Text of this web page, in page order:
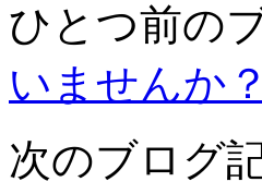
ひとつ前の
いませんか？
次のブログ